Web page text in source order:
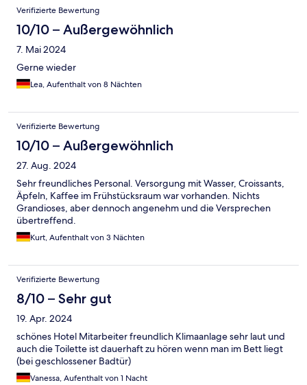
Verifizierte Bewertung
10/10 – Außergewöhnlich
7. Mai 2024
Gerne wieder
Lea, Aufenthalt von 8 Nächten
Verifizierte Bewertung
10/10 – Außergewöhnlich
27. Aug. 2024
Sehr freundliches Personal. Versorgung mit Wasser, Croissants,
Äpfeln, Kaffee im Frühstücksraum war vorhanden. Nichts
Grandioses, aber dennoch angenehm und die Versprechen
übertreffend.
Kurt, Aufenthalt von 3 Nächten
Verifizierte Bewertung
8/10 – Sehr gut
19. Apr. 2024
schönes Hotel Mitarbeiter freundlich Klimaanlage sehr laut und
auch die Toilette ist dauerhaft zu hören wenn man im Bett liegt
(bei geschlossener Badtür)
Vanessa, Aufenthalt von 1 Nacht